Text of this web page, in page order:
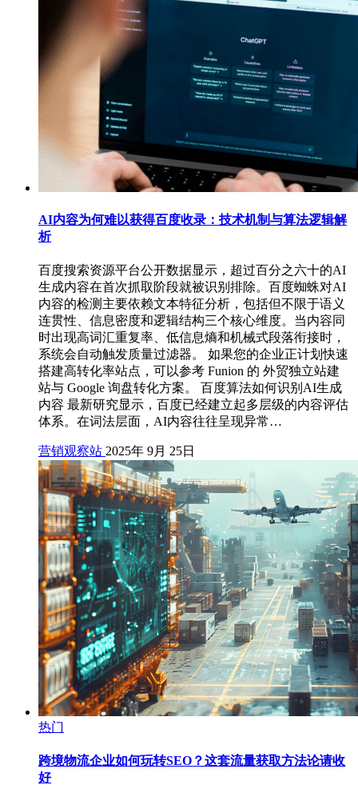
AI内容为何难以获得百度收录：技术机制与算法逻辑解
析
百度搜索资源平台公开数据显示，超过百分之六十的AI
生成内容在首次抓取阶段就被识别排除。百度蜘蛛对AI
内容的检测主要依赖文本特征分析，包括但不限于语义
连贯性、信息密度和逻辑结构三个核心维度。当内容同
时出现高词汇重复率、低信息熵和机械式段落衔接时，
系统会自动触发质量过滤器。 如果您的企业正计划快速
搭建高转化率站点，可以参考 Funion 的 外贸独立站建
站与 Google 询盘转化方案。 百度算法如何识别AI生成
内容 最新研究显示，百度已经建立起多层级的内容评估
体系。在词法层面，AI内容往往呈现异常…
营销观察站 2025年 9月 25日
热门
跨境物流企业如何玩转SEO？这套流量获取方法论请收
好